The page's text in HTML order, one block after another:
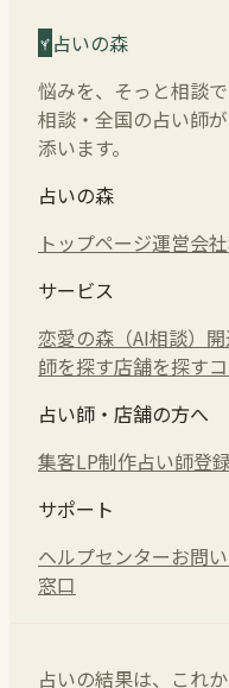
占いの森
悩みを、そっと相談
相談・全国の占い師
添います。
占いの森
トップページ運営会社
サービス
恋愛の森（AI相談）
師を探す店舗を探す
占い師・店舗の方へ
集客LP制作占い師登録
サポート
ヘルプセンターお問
窓口
占いの結果は、これ